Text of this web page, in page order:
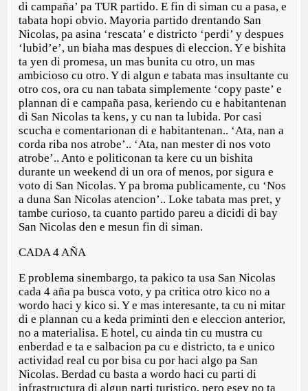
di campaña’ pa TUR partido. E fin di siman cu a pasa, e
tabata hopi obvio. Mayoria partido drentando San
Nicolas, pa asina ‘rescata’ e districto ‘perdi’ y despues
‘lubid’e’, un biaha mas despues di eleccion. Y e bishita
ta yen di promesa, un mas bunita cu otro, un mas
ambicioso cu otro. Y di algun e tabata mas insultante cu
otro cos, ora cu nan tabata simplemente ‘copy paste’ e
plannan di e campaña pasa, keriendo cu e habitantenan
di San Nicolas ta kens, y cu nan ta lubida. Por casi
scucha e comentarionan di e habitantenan.. ‘Ata, nan a
corda riba nos atrobe’.. ‘Ata, nan mester di nos voto
atrobe’.. Anto e politiconan ta kere cu un bishita
durante un weekend di un ora of menos, por sigura e
voto di San Nicolas. Y pa broma publicamente, cu ‘Nos
a duna San Nicolas atencion’.. Loke tabata mas pret, y
tambe curioso, ta cuanto partido pareu a dicidi di bay
San Nicolas den e mesun fin di siman.
CADA 4 AÑA
E problema sinembargo, ta pakico ta usa San Nicolas
cada 4 aña pa busca voto, y pa critica otro kico no a
wordo haci y kico si. Y e mas interesante, ta cu ni mitar
di e plannan cu a keda priminti den e eleccion anterior,
no a materialisa. E hotel, cu ainda tin cu mustra cu
enberdad e ta e salbacion pa cu e districto, ta e unico
actividad real cu por bisa cu por haci algo pa San
Nicolas. Berdad cu basta a wordo haci cu parti di
infrastructura di algun parti turistico, pero esey no ta